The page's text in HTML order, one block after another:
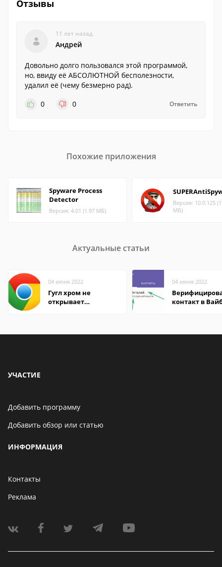
Отзывы
11 лет назад
Андрей
Довольно долго пользовался этой программой,
но, ввиду её АБСОЛЮТНОЙ бесполезности,
удалил её (чему безмерно рад).
0
0 Ответить
Похожие приложения
Spyware Process
Detector
Версия: 4.01 (1.97 МБ)
Версия: 10.0.125
МБ)
Актуальные статьи
04 июня 2022
Гугл хром не
открывает
04 июня 2022
контакт в
УЧАСТИЕ
Добавить программу
Добавить обзор или статью
ИНФОРМАЦИЯ
Контакты
Реклама